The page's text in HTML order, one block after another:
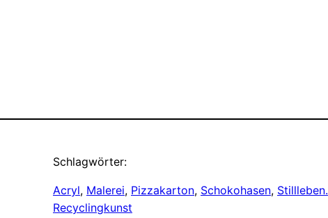
Schlagwörter:
Acryl, Malerei, Pizzakarton, Schokohasen, Stillleben.
Recyclingkunst